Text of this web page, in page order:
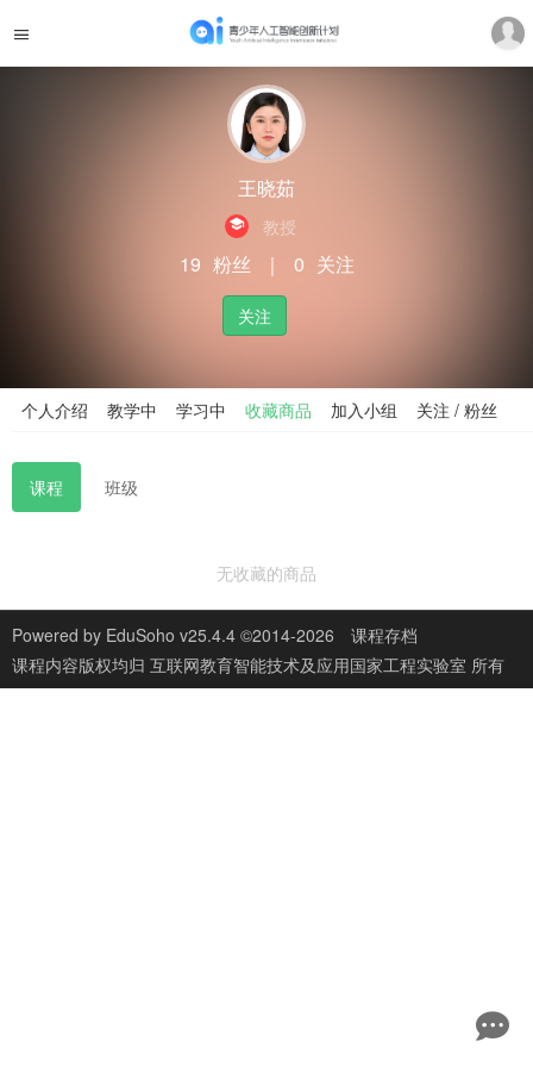
王晓茹
教授
19 粉丝 ｜ 0 关注
关注
个人介绍 教学中 学习中 收藏商品 加入小组 关注 / 粉丝
课程 班级
无收藏的商品
Powered by EduSoho v25.4.4 ©2014-2026
课程存档
课程内容版权均归 互联网教育智能技术及应用国家工程实验室 所有